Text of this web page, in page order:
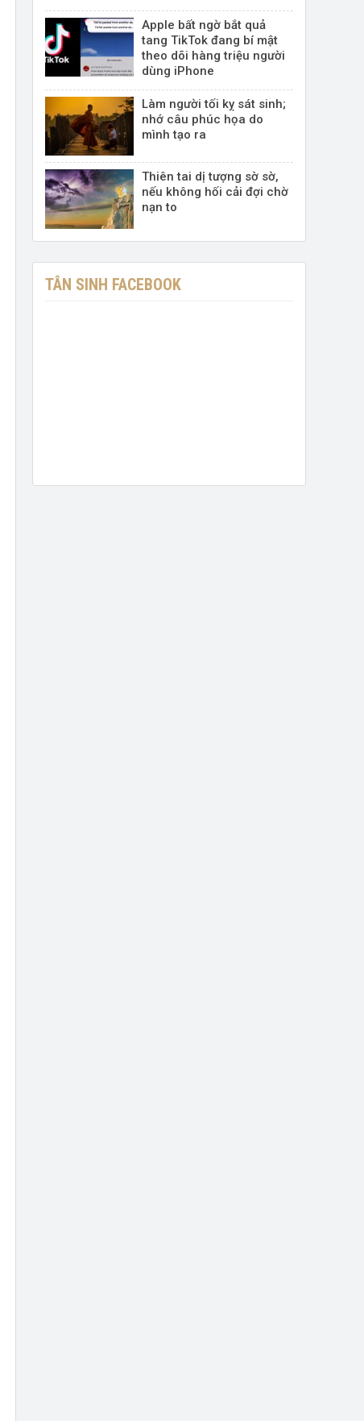
Apple bất ngờ bắt quả
tang TikTok đang bí mật
theo dõi hàng triệu người
dùng iPhone
Làm người tối kỵ sát sinh;
nhớ câu phúc họa do
mình tạo ra
Thiên tai dị tượng sờ sờ,
nếu không hối cải đợi chờ
nạn to
TÂN SINH FACEBOOK